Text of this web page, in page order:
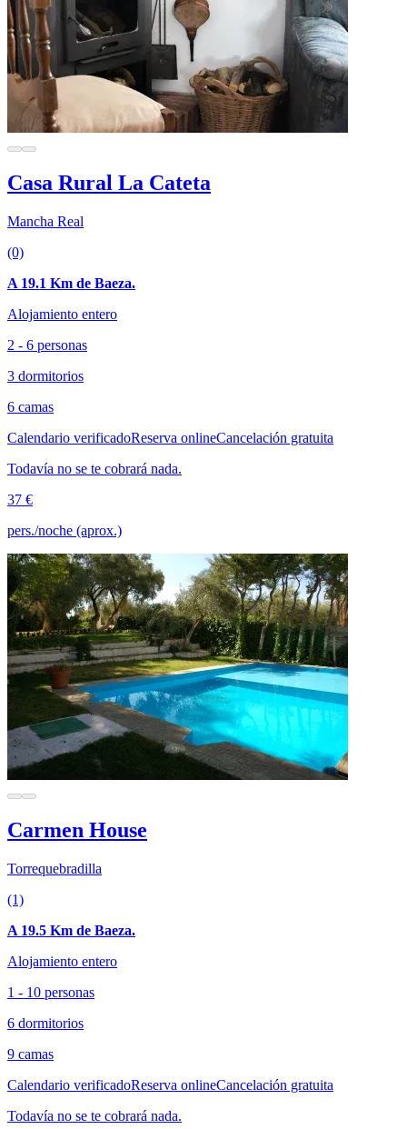
Casa Rural La Cateta
Mancha Real
(0)
A 19.1 Km de Baeza.
Alojamiento entero
2 - 6 personas
3 dormitorios
6 camas
Calendario verificadoReserva onlineCancelación gratuita
Todavía no se te cobrará nada.
37 €
pers./noche (aprox.)
Carmen House
Torrequebradilla
(1)
A 19.5 Km de Baeza.
Alojamiento entero
1 - 10 personas
6 dormitorios
9 camas
Calendario verificadoReserva onlineCancelación gratuita
Todavía no se te cobrará nada.